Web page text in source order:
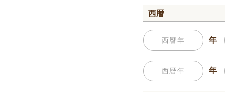
西暦
年
年